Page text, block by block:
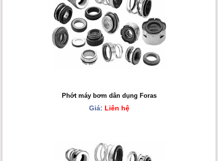
Phớt máy bơm dân dụng Foras
Giá: Liên hệ